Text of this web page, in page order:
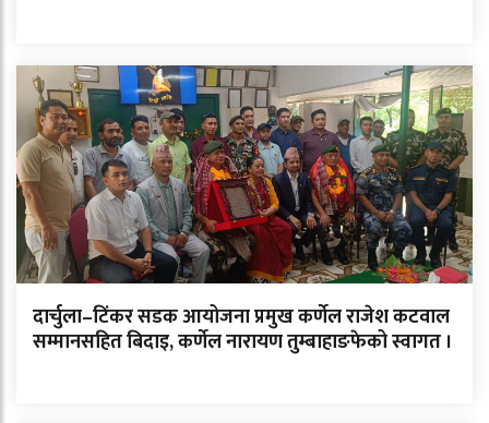
दार्चुला–टिंकर सडक आयोजना प्रमुख कर्णेल राजेश कटवाल
सम्मानसहित बिदाइ, कर्णेल नारायण तुम्बाहाङफेको स्वागत ।